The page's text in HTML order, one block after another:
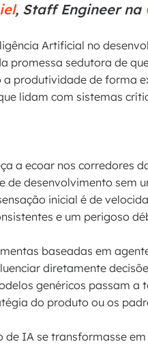
, Staff Engineer na
Artificial no
promessa sedutora de
produtividade de forma
lidam com sistemas
a ecoar nos corredores
de desenvolvimento sem
inicial é de
e um perigoso
baseadas em
diretamente
genéricos passam
do produto ou os
de IA se transformasse